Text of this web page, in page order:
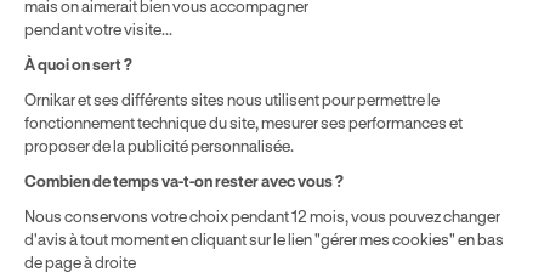
localisation géographique et du type de formules que vous
achetez comme détaillé dans nosConditions Générales de
Vente.
mais on aimerait bien vous accompagner
pendant votre visite...
À quoi on sert ?
Ornikar et ses différents sites nous utilisent pour permettre le
fonctionnement technique du site, mesurer ses performances et
proposer de la publicité personnalisée.
Combien de temps va-t-on rester avec vous ?
Nous conservons votre choix pendant 12 mois, vous pouvez changer
d'avis à tout moment en cliquant sur le lien "gérer mes cookies" en bas
de page à droite